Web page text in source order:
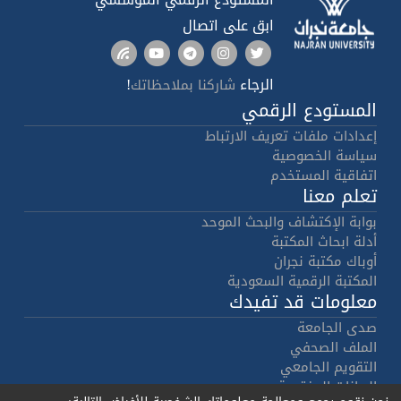
ابق على اتصال
الرجاء شاركنا بملاحظاتك!
المستودع الرقمي
إعدادات ملفات تعريف الارتباط
سياسة الخصوصية
اتفاقية المستخدم
تعلم معنا
بوابة الإكتشاف والبحث الموحد
أدلة ابحاث المكتبة
أوباك مكتبة نجران
المكتبة الرقمية السعودية
معلومات قد تفيدك
صدى الجامعة
الملف الصحفي
التقويم الجامعي
البيانات المفتوحة